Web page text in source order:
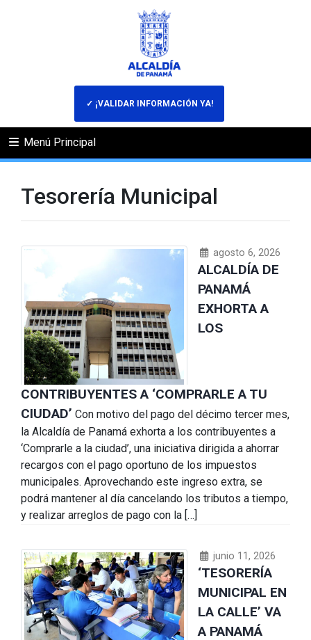
✓ ¡VALIDAR INFORMACIÓN YA!
Menú Principal
Tesorería Municipal
agosto 6, 2026
ALCALDÍA DE
PANAMÁ
EXHORTA A
LOS
CONTRIBUYENTES A ‘COMPRARLE A TU
CIUDAD’ Con motivo del pago del décimo tercer mes,
la Alcaldía de Panamá exhorta a los contribuyentes a
‘Comprarle a la ciudad’, una iniciativa dirigida a ahorrar
recargos con el pago oportuno de los impuestos
municipales. Aprovechando este ingreso extra, se
podrá mantener al día cancelando los tributos a tiempo,
y realizar arreglos de pago con la […]
junio 11, 2026
‘TESORERÍA
MUNICIPAL EN
LA CALLE’ VA
A PANAMÁ